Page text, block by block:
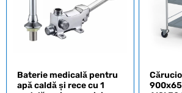
Baterie medicală pentru
apă caldă și rece cu 1